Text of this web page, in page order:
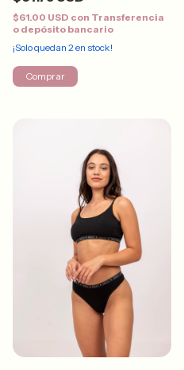
$61.00 USD con Transferencia
o depósito bancario
¡Solo quedan 2en stock!
Comprar